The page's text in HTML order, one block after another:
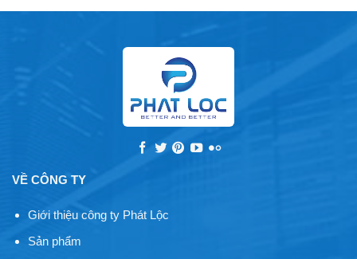
VỀ CÔNG TY
Giới thiệu công ty Phát Lộc
Sản phẩm